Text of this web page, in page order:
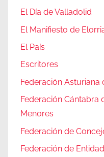
El Día de Valladolid
El Manifiesto de
El País
Escritores
Federación Asturiana
Federación Cántabra
Menores
Federación de
Federación de